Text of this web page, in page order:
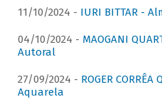
11/10/2024 - IURI BITTAR -
04/10/2024 - MAOGANI
Autoral
27/09/2024 - ROGER
Aquarela